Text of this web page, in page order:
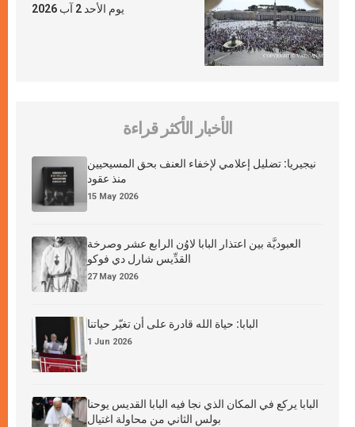
يوم الأحد 2 آب 2026
الأخبار الأكثر قراءة
نيجيريا: تضليل إعلامي لإخفاء العنف بحق المسيحيين
منذ عقود
15 May 2026
العبوديَّة بين اعتذار البابا لاوُن الرابع عشر وصرخة
القدِّيس شارل دي فوكو
27 May 2026
البابا: حياة الله قادرة على أن تغيّر حياتنا
1 Jun 2026
البابا يركع في المكان الذي نجا فيه البابا القديس يوحنا
بولس الثاني من محاولة اغتيال